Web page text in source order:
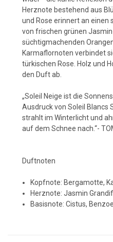
Herznote bestehend aus
und Rose erinnert an einen
von frischen grünen
süchtigmachenden
Karmaflornoten verbindet
türkischen Rose. Holz und
den Duft ab.
„Soleil Neige ist die
Ausdruck von Soleil Blancs
strahlt im Winterlicht und
auf dem Schnee nach.“-
Duftnoten
Kopfnote: Bergamotte,
Herznote: Jasmin
Basisnote: Cistus, Benzoe